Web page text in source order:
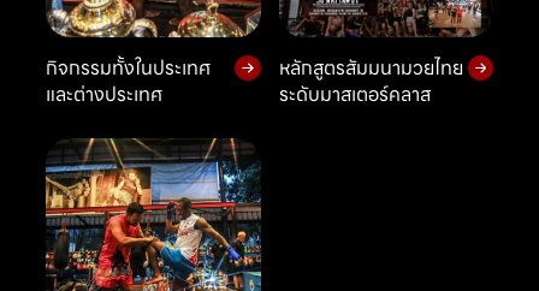
กิจกรรมทั้งในประเทศ
และต่างประเทศ
หลักสูตรสัมมนามวยไทย
ระดับมาสเตอร์คลาส